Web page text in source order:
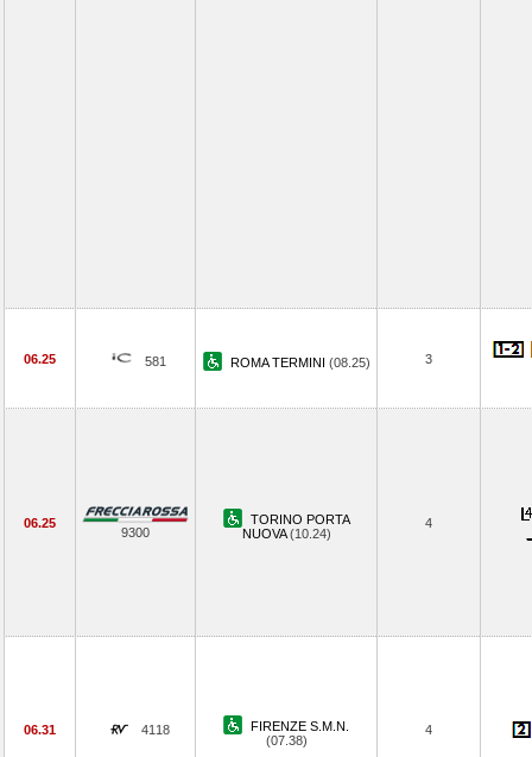
06.25 581 ROMA TERMINI (08.25) 3
06.25
9300
TORINO PORTA
NUOVA(10.24)
4
06.31 4118
FIRENZE S.M.N.
(07.38)
4